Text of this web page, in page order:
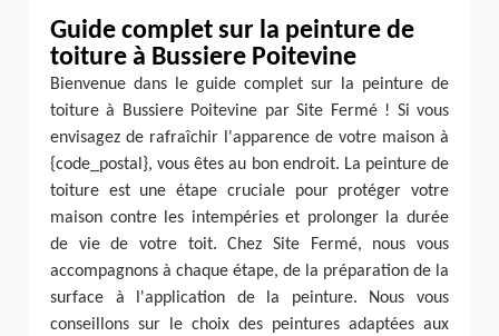
Guide complet sur la peinture de
toiture à Bussiere Poitevine
Bienvenue dans le guide complet sur la peinture de
toiture à Bussiere Poitevine par Site Fermé ! Si vous
envisagez de rafraîchir l'apparence de votre maison à
{code_postal}, vous êtes au bon endroit. La peinture de
toiture est une étape cruciale pour protéger votre
maison contre les intempéries et prolonger la durée
de vie de votre toit. Chez Site Fermé, nous vous
accompagnons à chaque étape, de la préparation de la
surface à l'application de la peinture. Nous vous
conseillons sur le choix des peintures adaptées aux